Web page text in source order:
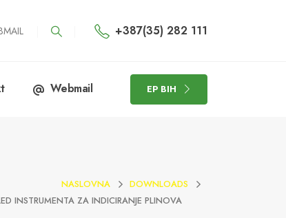
+387(35) 282 111
Webmail EP BIH
NASLOVNA
DOWNLOADS
INSTRUMENTA ZA INDICIRANJE PLINOVA